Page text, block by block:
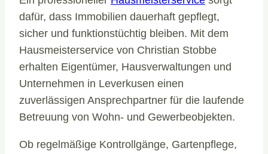
dafür, dass Immobilien dauerhaft gepflegt,
sicher und funktionstüchtig bleiben. Mit dem
Hausmeisterservice von Christian Stobbe
erhalten Eigentümer, Hausverwaltungen und
Unternehmen in Leverkusen einen
zuverlässigen Ansprechpartner für die laufende
Betreuung von Wohn- und Gewerbeobjekten.
Ob regelmäßige Kontrollgänge, Gartenpflege,